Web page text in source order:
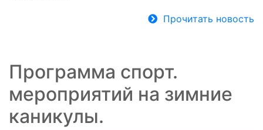
Прочитать новость
Программа спорт.
мероприятий на зимние
каникулы.